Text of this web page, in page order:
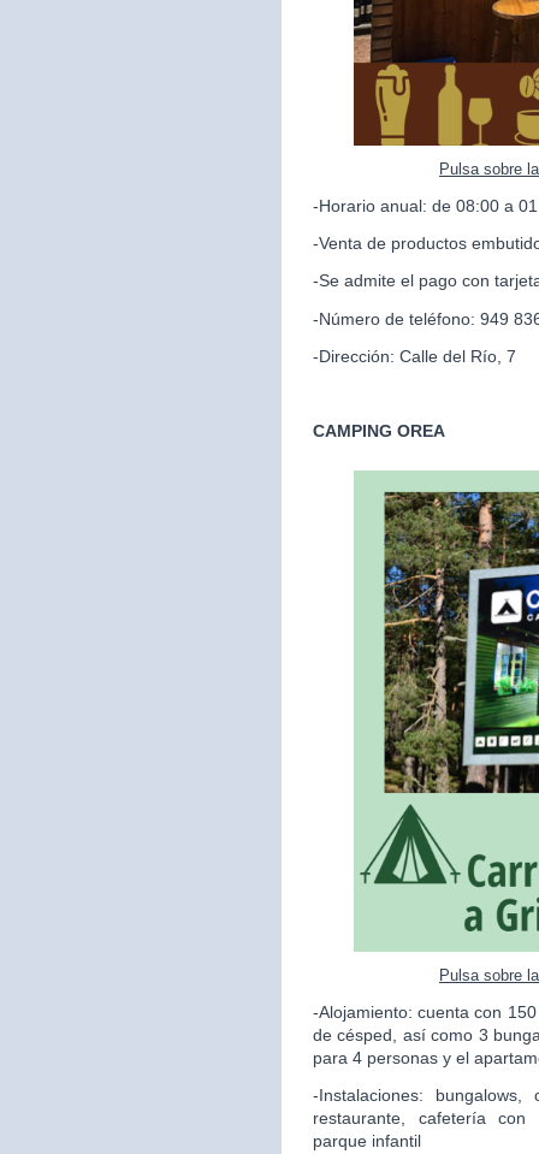
Pulsa sobre
-Horario anual: de 08:00 a
-Venta de productos
-Se admite el pago con
-Número de teléfono: 949
-Dirección: Calle del Río, 7
CAMPING OREA
Pulsa sobre
-Alojamiento: cuenta con
de césped, así como 3
para 4 personas y el
-Instalaciones:
restaurante, cafetería
parque infantil